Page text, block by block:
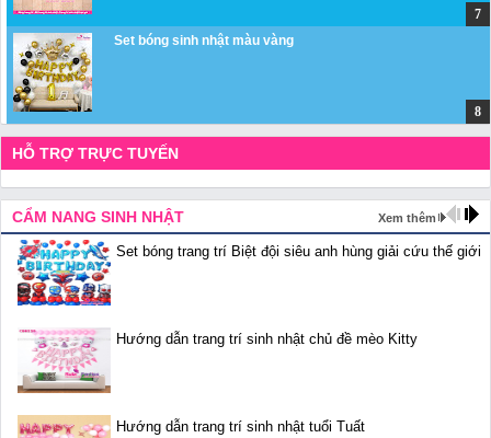
Set bóng sinh nhật màu vàng
HỖ TRỢ TRỰC TUYẾN
CẨM NANG SINH NHẬT Xem thêm
Set bóng trang trí Biệt đội siêu anh hùng giải cứu thế giới
Hướng dẫn trang trí sinh nhật chủ đề mèo Kitty
Hướng dẫn trang trí sinh nhật tuổi Tuất